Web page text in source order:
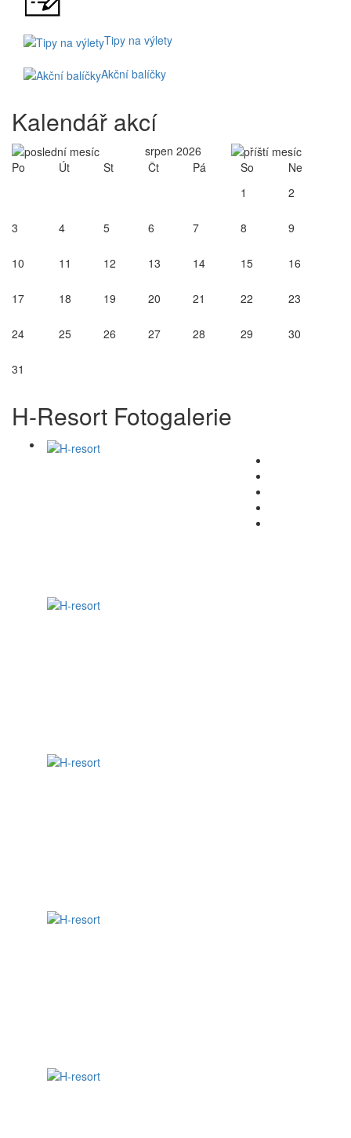
Tipy na výlety
Akční balíčky
Kalendář akcí
srpen 2026
Po
Út St Čt Pá So
Ne
1
2
3 4 5 6 7 8 9
10 11 12 13 14 15 16
17 18 19 20 21 22 23
24 25 26 27 28 29 30
31
H-Resort Fotogalerie